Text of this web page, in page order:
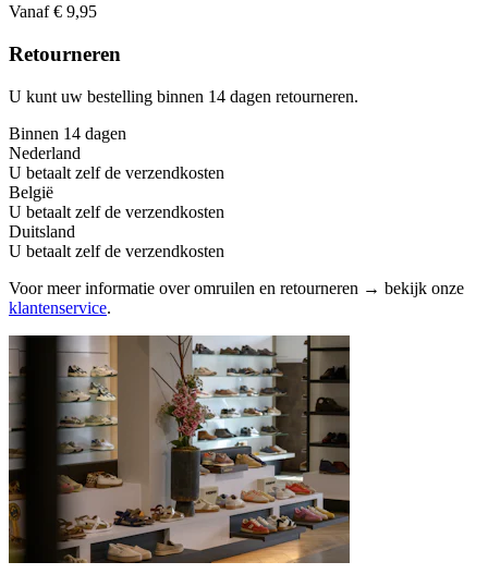
Vanaf € 9,95
Retourneren
U kunt uw bestelling binnen 14 dagen retourneren.
Binnen 14 dagen
Nederland
U betaalt zelf de verzendkosten
België
U betaalt zelf de verzendkosten
Duitsland
U betaalt zelf de verzendkosten
Voor meer informatie over omruilen en retourneren → bekijk onze
klantenservice.